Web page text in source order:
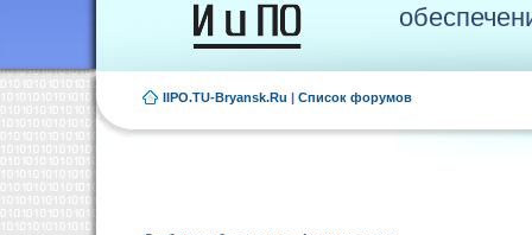
IIPO.TU-Bryansk.Ru | Список форумов